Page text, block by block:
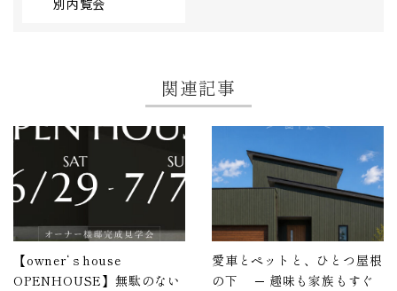
別内覧会
関連記事
【owner‘ｓhouse
OPENHOUSE】無駄のない
愛車とペットと、ひとつ屋根
の下 ─ 趣味も家族もすぐ